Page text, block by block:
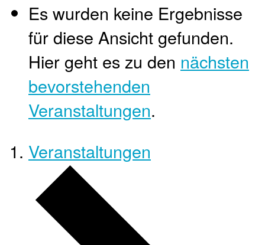
Es wurden keine Ergebnisse
für diese Ansicht gefunden.
Hier geht es zu den nächsten
bevorstehenden
Veranstaltungen.
Veranstaltungen